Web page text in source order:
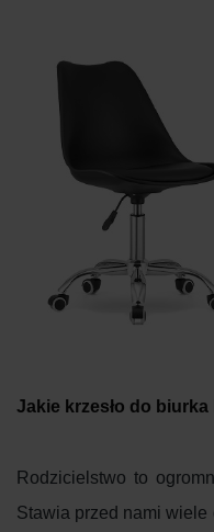
Jakie krzesło do
Rodzicielstwo to
Stawia przed nami wiele